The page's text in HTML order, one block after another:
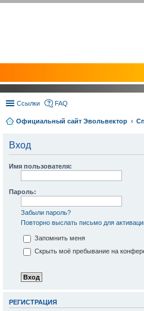
Ссылки FAQ
Официальный сайт Эвольвектор
Вход
Имя пользователя:
Пароль:
Забыли пароль?
Повторно выслать письмо для
Запомнить меня
Скрыть моё пребывание на
РЕГИСТРАЦИЯ